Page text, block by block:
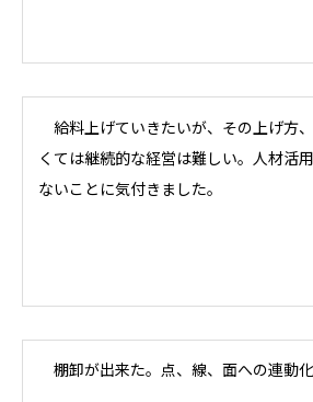
給料上げていきたいが、その上げ方
くては継続的な経営は難しい。人材活
ないことに気付きました。
棚卸が出来た。点、線、面への連動化